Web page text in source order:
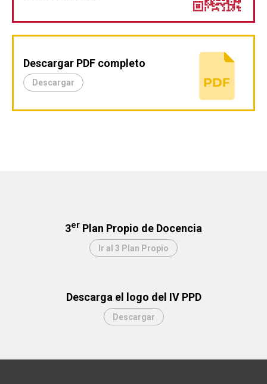
Descargar PDF completo
Descargar
3er Plan Propio de Docencia
Ir al 3 Plan Propio
Descarga el logo del IV PPD
Descargar